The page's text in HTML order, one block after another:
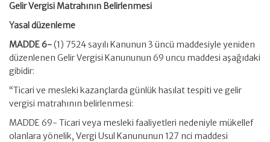
Gelir Vergisi Matrahının Belirlenmesi
Yasal düzenleme
MADDE 6-(1) 7524 sayılı Kanunun 3 üncü maddesiyle yeniden
düzenlenen Gelir Vergisi Kanununun 69 uncu maddesi aşağıdaki
gibidir:
“Ticari ve mesleki kazançlarda günlük hasılat tespiti ve gelir
vergisi matrahının belirlenmesi:
MADDE 69- Ticari veya mesleki faaliyetleri nedeniyle mükellef
olanlara yönelik, Vergi Usul Kanununun 127 nci maddesi